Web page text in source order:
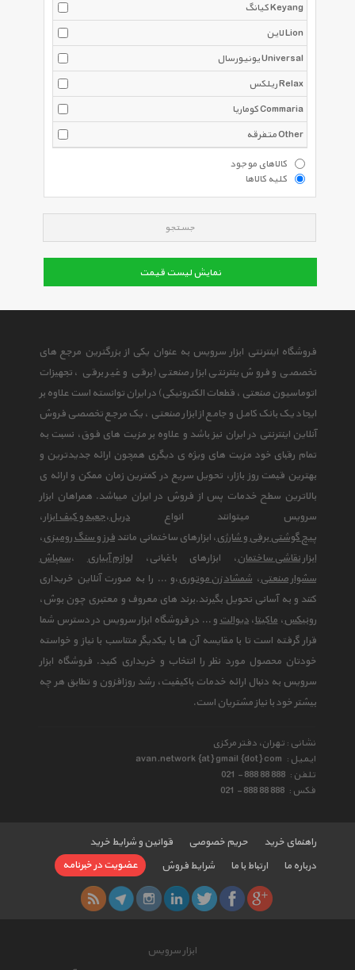
کیانگ Keyang
لاین Lion
یونیورسال Universal
ریلکس Relax
کوماریا Commaria
متفرقه Other
کالاهای موجود
کلیه کالاها
جستجو
نمایش لیست قیمت
فروشگاه اینترنتی ابزار سرویس به عنوان یکی از بزرگترین مرجع های
تخصصی و فروش ینترنتی ابزار صنعتی (برقی و غیر برقی ، تجهیزات
اتوماسیون صنعتی ، قطعات الکترونیکی) در ایران توانسته است علاوه بر
ایجاد یک بانک کامل و جامع از ابزار صنعتی ، یک مرجع تخصصی فروش
آنلاین اینترنتی در ایران نیز باشد و علاوه بر مزیت های فوق، نسبت به
تمام رقبای خود مزیت های ویژه ی دیگری همچون ارائه جدیدترین و
بهترین قیمت روز بازار، تحویل سریع در کمترین زمان ممکن و ارائه ی
بالاترین سطح خدمات پس از فروش در ایران میباشد. همراهان ابزار
سرویس میتوانند انواع دریل،جعبه و کیف ابزار،
پیچ گوشتی برقی و شارژی، ابزارهای ساختمانی مانند فرز و سنگ رومیزی،
ابزار نقاشی ساختمان، ابزارهای باغبانی،لوازم آبیاری ،سمپاش
سشوار صنعتی،شمشاد زن موتوری،و ... را به صورت آنلاین خریداری
کنند و به آسانی تحویل بگیرند.برند های معروف و معتبری چون بوش،
رونیکس،ماکیتا،دیوالتو ... در فروشگاه ابزار سرویس در دسترس شما
قرار گرفته است تا با مقایسه آن ها با یکدیگر متناسب با نیاز و خواسته
خودتان محصول مورد نظر را انتخاب و خریداری کنید. فروشگاه ابزار
سرویس به دنبال ارائه خدمات باکیفیت، رشد روزافزون و تطابق هر چه
بیشتر خود با نیاز مشتریان است.
نشانی : تهران، دفتر مرکزی
ایمیل : avan.network {at} gmail {dot} com
تلفن : 021 - 888 88 888
فکس : 021 - 888 88 888
راهنمای خرید حریم خصوصی
قوانین و شرایط خرید
درباره ما
ارتباط با ما شرایط فروش عضویت در خبرنامه
ابزار سرویس